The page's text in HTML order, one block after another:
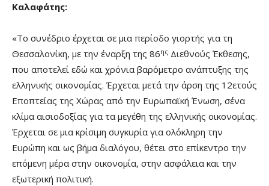
Καλαφάτης:
«Το συνέδριο έρχεται σε μια περίοδο γιορτής για τη
Θεσσαλονίκη, με την έναρξη της 86ης Διεθνούς Έκθεσης,
που αποτελεί εδώ και χρόνια βαρόμετρο ανάπτυξης της
ελληνικής οικονομίας. Έρχεται μετά την άρση της 12ετούς
Εποπτείας της Χώρας από την Ευρωπαϊκή Ένωση, σ΄ένα
κλίμα αισιοδοξίας για τα μεγέθη της ελληνικής οικονομίας.
Έρχεται σε μια κρίσιμη συγκυρία για ολόκληρη την
Ευρώπη και ως βήμα διαλόγου, θέτει στο επίκεντρο την
επόμενη μέρα στην οικονομία, στην ασφάλεια και την
εξωτερική πολιτική.